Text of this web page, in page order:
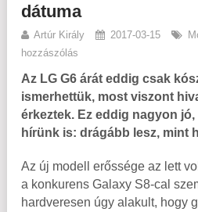
dátuma
Artúr Király 2017-03-15
hozzászólás
Az LG G6 árát eddig csak
ismerhettük, most viszont
érkeztek. Ez eddig nagyon
hírünk is: drágább lesz, mint
Az új modell erőssége az lett
a konkurens Galaxy S8-cal
hardveresen úgy alakult, hogy